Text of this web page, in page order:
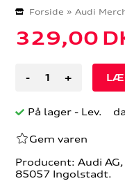
Forside »Audi
329,00
- +
På lager- Lev.
Gem varen
Producent: Audi
85057 Ingolstadt.